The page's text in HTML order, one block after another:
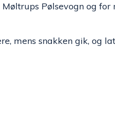
Pølsevogn og for
mens snakken gik, og